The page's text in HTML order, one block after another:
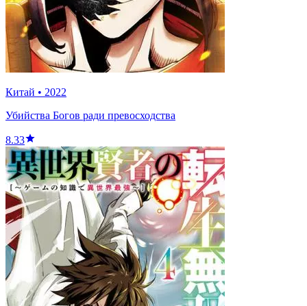
Китай • 2022
Убийства Богов ради превосходства
8.33